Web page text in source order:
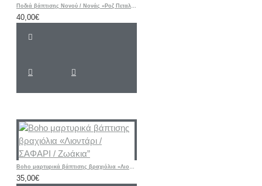
Ποδιά βάπτισης Νονού / Νονάς «Ροζ Πεταλούδα - Λουλούδι»
40,00€
Boho μαρτυρικά βάπτισης βραχιόλια «Λιοντάρι / ΣΑΦΑΡΙ / Ζωάκια”
35,00€